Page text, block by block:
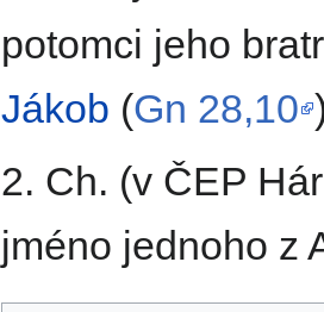
potomci jeho
Jákob (Gn 28,10
2. Ch. (v ČEP
jméno jednoho z